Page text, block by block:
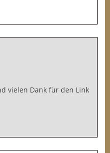
vielen Dank für den Link